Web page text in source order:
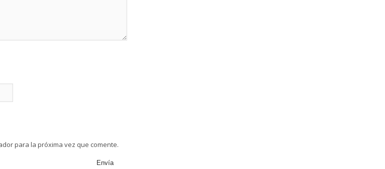
para la próxima vez que comente.